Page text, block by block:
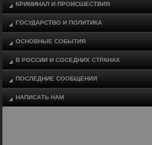
КРИМИНАЛ И ПРОИСШЕСТВИЯ
ГОСУДАРСТВО И ПОЛИТИКА
ОСНОВНЫЕ СОБЫТИЯ
В РОССИИ И СОСЕДНИХ СТРАНАХ
ПОСЛЕДНИЕ СООБЩЕНИЯ
НАПИСАТЬ НАМ